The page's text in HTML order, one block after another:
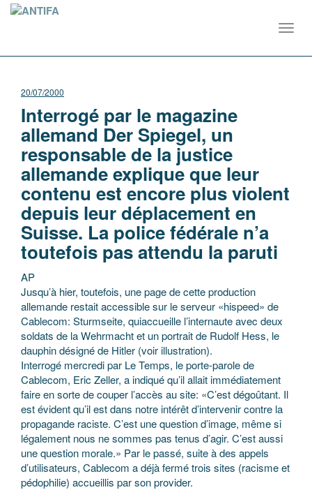
20/07/2000
Interrogé par le magazine
allemand Der Spiegel, un
responsable de la justice
allemande explique que leur
contenu est encore plus violent
depuis leur déplacement en
Suisse. La police fédérale n’a
toutefois pas attendu la paruti
AP
Jusqu’à hier, toutefois, une page de cette production
allemande restait accessible sur le serveur «hispeed» de
Cablecom: Sturmseite, quiaccueille l’internaute avec deux
soldats de la Wehrmacht et un portrait de Rudolf Hess, le
dauphin désigné de Hitler (voir illustration).
Interrogé mercredi par Le Temps, le porte-parole de
Cablecom, Eric Zeller, a indiqué qu’il allait immédiatement
faire en sorte de couper l’accès au site: «C’est dégoûtant. Il
est évident qu’il est dans notre intérêt d’intervenir contre la
propagande raciste. C’est une question d’image, même si
légalement nous ne sommes pas tenus d’agir. C’est aussi
une question morale.» Par le passé, suite à des appels
d’utilisateurs, Cablecom a déjà fermé trois sites (racisme et
pédophilie) accueillis par son provider.